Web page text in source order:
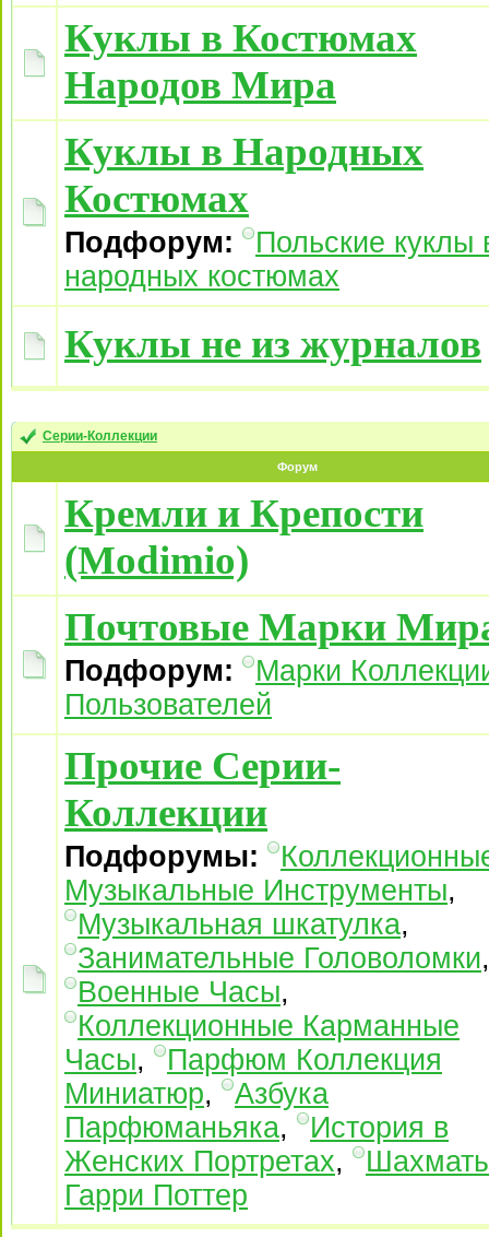
Куклы в Костюмах
Народов Мира
Куклы в Народных
Костюмах
Подфорум:
Польские куклы
народных костюмах
Куклы не из журналов
Серии-Коллекции
Форум
Кремли и Крепости
(Modimio)
Почтовые Марки
Подфорум:
Марки
Пользователей
Прочие Серии-
Коллекции
Подфорумы:
Музыкальные Инструменты,
Музыкальная шкатулка,
Занимательные Головоломки,
Военные Часы,
Коллекционные Карманные
Часы,
Парфюм Коллекция
Миниатюр,
Азбука
Парфюманьяка,
История в
Женских Портретах,
Гарри Поттер